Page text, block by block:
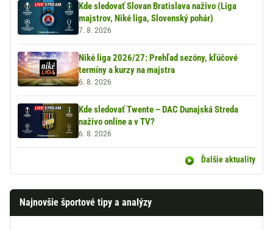
Kde sledovať Slovan Bratislava naživo (Liga
majstrov, Niké liga, Slovenský pohár)
7. 8. 2026
Niké liga 2026/27: Prehľad sezóny, kľúčové
termíny a kurzy na majstra
6. 8. 2026
Kde sledovať Twente – DAC Dunajská Streda
naživo online a v TV?
6. 8. 2026
Ďalšie aktuality
Najnovšie športové tipy a analýzy